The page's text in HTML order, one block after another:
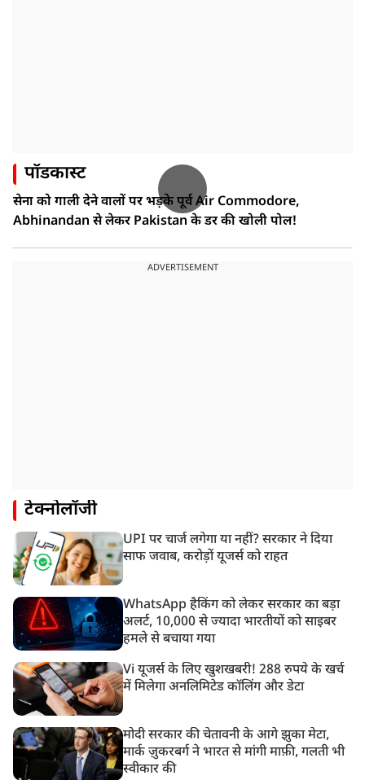
पॉडकास्ट
सेना को गाली देने वालों पर भड़के पूर्व Air Commodore,
Abhinandan से लेकर Pakistan के डर की खोली पोल!
ADVERTISEMENT
टेक्नोलॉजी
UPI पर चार्ज लगेगा या नहीं? सरकार ने दिया
साफ जवाब, करोड़ों यूजर्स को राहत
WhatsApp हैकिंग को लेकर सरकार का बड़ा
अलर्ट, 10,000 से ज्यादा भारतीयों को साइबर
हमले से बचाया गया
Vi यूजर्स के लिए खुशखबरी! 288 रुपये के खर्च
में मिलेगा अनलिमिटेड कॉलिंग और डेटा
मोदी सरकार की चेतावनी के आगे झुका मेटा,
मार्क ज़ुकरबर्ग ने भारत से मांगी माफ़ी, गलती भी
स्वीकार की